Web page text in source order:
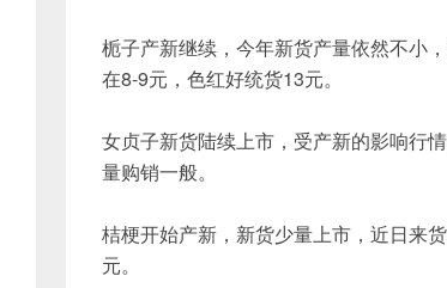
栀子产新继续，今年新货产量依然不小
在8-9元，色红好统货13元。
女贞子新货陆续上市，受产新的影响行
量购销一般。
桔梗开始产新，新货少量上市，近日来
元。